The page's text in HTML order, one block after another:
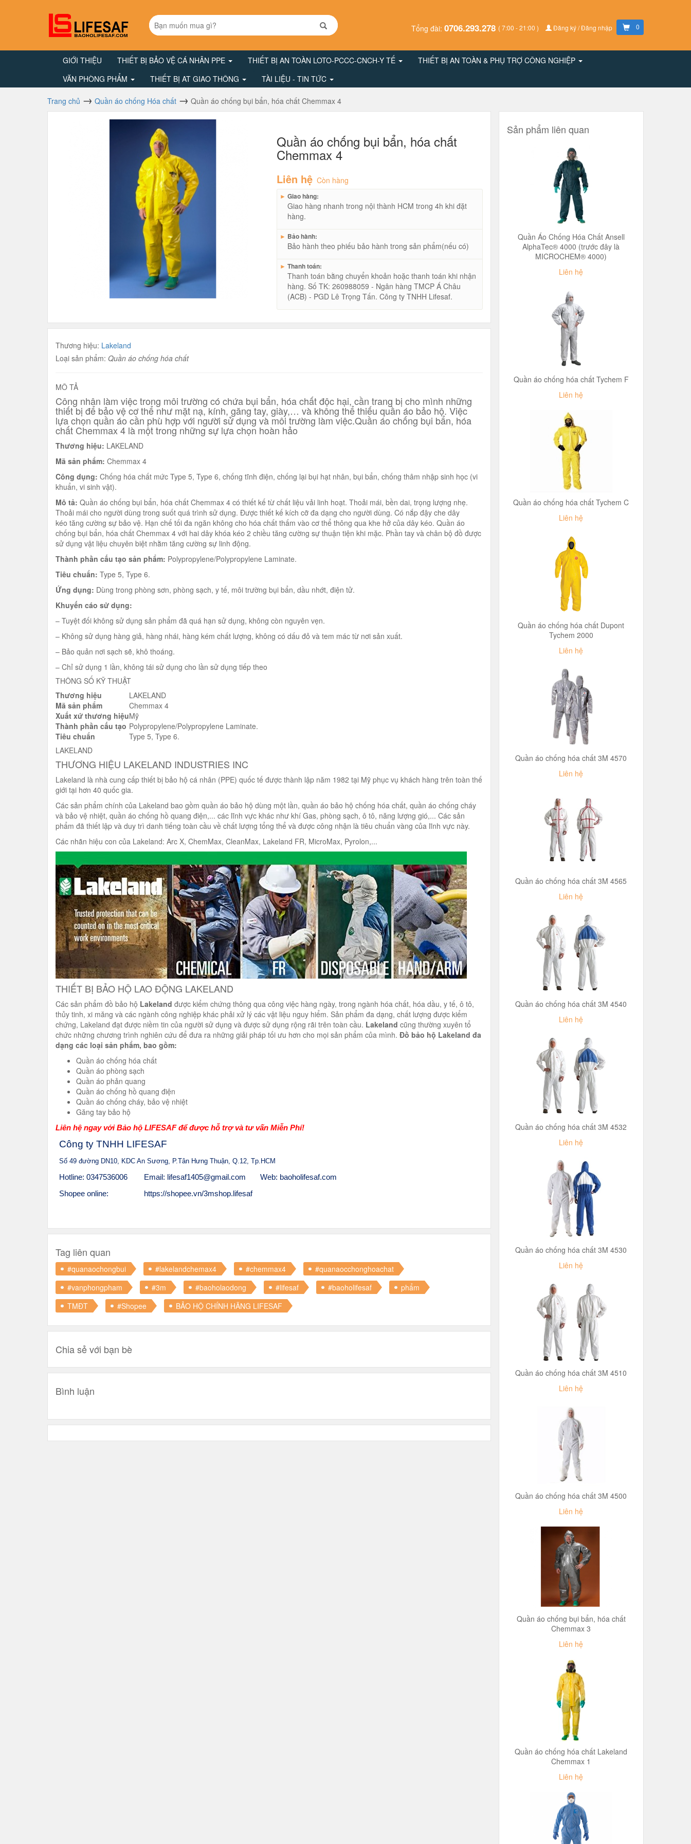
Tổng đài: 0706.293.278 ( 7:00 - 21:00 ) Đăng ký / Đăng nhập 0
GIỚI THIỆU THIẾT BỊ BẢO VỆ CÁ NHÂN PPE THIẾT BỊ AN TOÀN LOTO-PCCC-CNCH-Y TẾ
THIẾT BỊ AN TOÀN & PHỤ TRỢ CÔNG NGHIỆP
VĂN PHÒNG PHẨM
THIẾT BỊ AT GIAO THÔNG TÀI LIỆU - TIN TỨC
Trang chủ Quần áo chống Hóa chất Quần áo chống bụi bẩn, hóa chất Chemmax 4
Quần áo chống bụi bẩn, hóa chất
Chemmax 4
Liên hệ Còn hàng
► Giao hàng:
Giao hàng nhanh trong nội thành HCM trong 4h khi đặt
hàng.
► Bảo hành:
Bảo hành theo phiếu bảo hành trong sản phẩm(nếu có)
► Thanh toán:
Thanh toán bằng chuyển khoản hoặc thanh toán khi nhận
hàng. Số TK: 260988059 - Ngân hàng TMCP Á Châu
(ACB) - PGD Lê Trọng Tấn. Công ty TNHH Lifesaf.
Thương hiệu: Lakeland
Loại sản phẩm: Quần áo chống hóa chất
MÔ TẢ
Công nhân làm việc trong môi trường có chứa bụi bẩn, hóa chất độc hại, cần trang bị cho mình những
thiết bị để bảo vệ cơ thể như mặt nạ, kính, găng tay, giày,… và không thể thiếu quần áo bảo hộ. Việc
lựa chọn quần áo cần phù hợp với người sử dụng và môi trường làm việc.Quần áo chống bụi bẩn, hóa
chất Chemmax 4 là một trong những sự lựa chọn hoàn hảo
Thương hiệu: LAKELAND
Mã sản phẩm: Chemmax 4
Công dụng: Chống hóa chất mức Type 5, Type 6, chống tĩnh điện, chống lại bụi hạt nhân, bụi bẩn, chống thâm nhập sinh học (vi
khuẩn, vi sinh vật).
Mô tả: Quần áo chống bụi bẩn, hóa chất Chemmax 4 có thiết kế từ chất liệu vải linh hoạt. Thoải mái, bền dai, trọng lượng nhẹ.
Thoải mái cho người dùng trong suốt quá trình sử dụng. Được thiết kế kích cỡ đa dạng cho người dùng. Có nắp đậy che dây
kéo tăng cường sự bảo vệ. Hạn chế tối đa ngăn không cho hóa chất thấm vào cơ thể thông qua khe hở của dây kéo. Quần áo
chống bụi bẩn, hóa chất Chemmax 4 với hai dây khóa kéo 2 chiều tăng cường sự thuận tiện khi mặc. Phần tay và chân bộ đồ được
sử dụng vật liệu chuyên biệt nhằm tăng cường sự linh động.
Thành phần cấu tạo sản phẩm: Polypropylene/Polypropylene Laminate.
Tiêu chuẩn: Type 5, Type 6.
Ứng dụng: Dùng trong phòng sơn, phòng sạch, y tế, môi trường bụi bẩn, dầu nhớt, điện tử.
Khuyến cáo sử dụng:
– Tuyệt đối không sử dụng sản phẩm đã quá hạn sử dụng, không còn nguyên vẹn.
– Không sử dụng hàng giả, hàng nhái, hàng kém chất lượng, không có dấu đỏ và tem mác từ nơi sản xuất.
– Bảo quản nơi sạch sẽ, khô thoáng.
– Chỉ sử dụng 1 lần, không tái sử dụng cho lần sử dụng tiếp theo
THÔNG SỐ KỸ THUẬT
Thương hiệu
LAKELAND
Mã sản phẩm
Chemmax 4
Xuất xứ thương hiệuMỹ
Thành phần cấu tạo Polypropylene/Polypropylene Laminate.
Tiêu chuẩn
Type 5, Type 6.
LAKELAND
THƯƠNG HIỆU LAKELAND INDUSTRIES INC
Lakeland là nhà cung cấp thiết bị bảo hộ cá nhân (PPE) quốc tế được thành lập năm 1982 tại Mỹ phục vụ khách hàng trên toàn thế
giới tại hơn 40 quốc gia.
Các sản phẩm chính của Lakeland bao gồm quần áo bảo hộ dùng một lần, quần áo bảo hộ chống hóa chất, quần áo chống cháy
và bảo vệ nhiệt, quần áo chống hồ quang điện,... các lĩnh vực khác như khí Gas, phòng sạch, ô tô, năng lượng gió,... Các sản
phẩm đã thiết lập và duy trì danh tiếng toàn cầu về chất lượng tổng thể và được công nhận là tiêu chuẩn vàng của lĩnh vực này.
Các nhãn hiệu con của Lakeland: Arc X, ChemMax, CleanMax, Lakeland FR, MicroMax, Pyrolon,...
THIẾT BỊ BẢO HỘ LAO ĐỘNG LAKELAND
Các sản phẩm đồ bảo hộ Lakeland được kiểm chứng thông qua công việc hàng ngày, trong ngành hóa chất, hóa dầu, y tế, ô tô,
thủy tinh, xi măng và các ngành công nghiệp khác phải xử lý các vật liệu nguy hiểm. Sản phẩm đa dạng, chất lượng được kiểm
chứng, Lakeland đạt được niềm tin của người sử dụng và được sử dụng rộng rãi trên toàn cầu. Lakeland cũng thường xuyên tổ
chức những chương trình nghiên cứu để đưa ra những giải pháp tối ưu hơn cho mọi sản phẩm của mình. Đồ bảo hộ Lakeland đa
dạng các loại sản phẩm, bao gồm:
Quần áo chống hóa chất
Quần áo phòng sạch
Quần áo phản quang
Quần áo chống hồ quang điện
Quần áo chống cháy, bảo vệ nhiệt
Găng tay bảo hộ
Liên hệ ngay với Bảo hộ LIFESAF để được hỗ trợ và tư vấn Miễn Phí!
Công ty TNHH LIFESAF
Số 49 đường DN10, KDC An Sương, P.Tân Hưng Thuận, Q.12, Tp.HCM
Hotline: 0347536006 Email: lifesaf1405@gmail.com
Web: baoholifesaf.com
Shopee online:
https://shopee.vn/3mshop.lifesaf
Tag liên quan
#quanaochongbui #lakelandchemax4 #chemmax4
#quanaocchonghoachat
#vanphongpham
#3m #baoholaodong #lifesaf #baoholifesaf
phẩm
TMĐT
#Shopee BẢO HỘ CHÍNH HÃNG LIFESAF
Chia sẻ với bạn bè
Bình luận
Sản phẩm liên quan
Quần Áo Chống Hóa Chất Ansell
AlphaTec® 4000 (trước đây là
MICROCHEM® 4000)
Liên hệ
Quần áo chống hóa chất Tychem F
Liên hệ
Quần áo chống hóa chất Tychem C
Liên hệ
Quần áo chống hóa chất Dupont
Tychem 2000
Liên hệ
Quần áo chống hóa chất 3M 4570
Liên hệ
Quần áo chống hóa chất 3M 4565
Liên hệ
Quần áo chống hóa chất 3M 4540
Liên hệ
Quần áo chống hóa chất 3M 4532
Liên hệ
Quần áo chống hóa chất 3M 4530
Liên hệ
Quần áo chống hóa chất 3M 4510
Liên hệ
Quần áo chống hóa chất 3M 4500
Liên hệ
Quần áo chống bụi bẩn, hóa chất
Chemmax 3
Liên hệ
Quần áo chống hóa chất Lakeland
Chemmax 1
Liên hệ